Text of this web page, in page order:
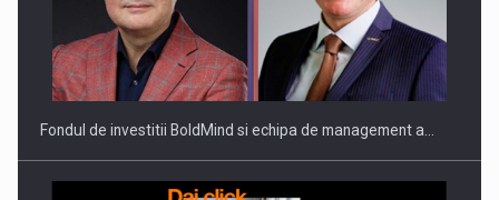
Fondul de investitii BoldMind si echipa de management a…